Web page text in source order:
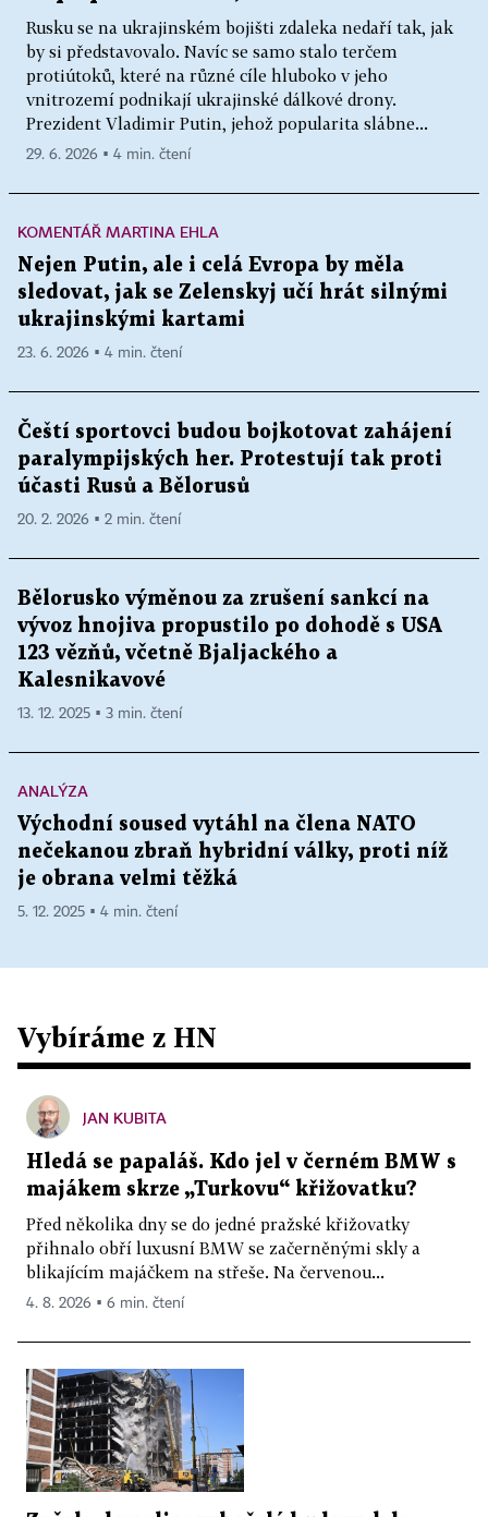
Rusku se na ukrajinském bojišti zdaleka nedaří tak, jak
by si představovalo. Navíc se samo stalo terčem
protiútoků, které na různé cíle hluboko v jeho
vnitrozemí podnikají ukrajinské dálkové drony.
Prezident Vladimir Putin, jehož popularita slábne...
29. 6. 2026 ▪ 4 min. čtení
KOMENTÁŘ MARTINA EHLA
Nejen Putin, ale i celá Evropa by měla
sledovat, jak se Zelenskyj učí hrát silnými
ukrajinskými kartami
23. 6. 2026 ▪ 4 min. čtení
Čeští sportovci budou bojkotovat zahájení
paralympijských her. Protestují tak proti
účasti Rusů a Bělorusů
20. 2. 2026 ▪ 2 min. čtení
Bělorusko výměnou za zrušení sankcí na
vývoz hnojiva propustilo po dohodě s USA
123 vězňů, včetně Bjaljackého a
Kalesnikavové
13. 12. 2025 ▪ 3 min. čtení
ANALÝZA
Východní soused vytáhl na člena NATO
nečekanou zbraň hybridní války, proti níž
je obrana velmi těžká
5. 12. 2025 ▪ 4 min. čtení
Vybíráme z HN
JAN KUBITA
Hledá se papaláš. Kdo jel v černém BMW s
majákem skrze „Turkovu“ křižovatku?
Před několika dny se do jedné pražské křižovatky
přihnalo obří luxusní BMW se začerněnými skly a
blikajícím majáčkem na střeše. Na červenou...
4. 8. 2026 ▪ 6 min. čtení